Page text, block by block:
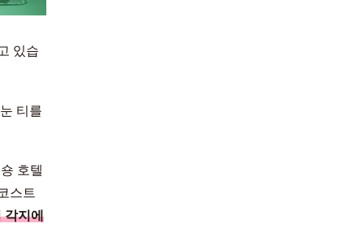
있습
티를
호텔
스트
각지에